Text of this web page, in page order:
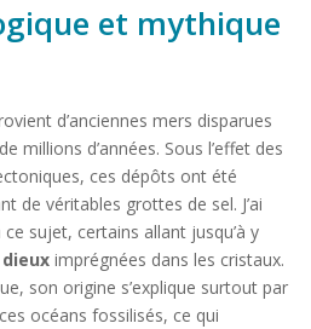
et mythique
d’anciennes mers disparues
millions d’années. Sous l’effet des
ces dépôts ont été
de véritables grottes de sel. J’ai
sujet, certains allant jusqu’à y
imprégnées dans les cristaux.
son origine s’explique surtout par
océans fossilisés, ce qui